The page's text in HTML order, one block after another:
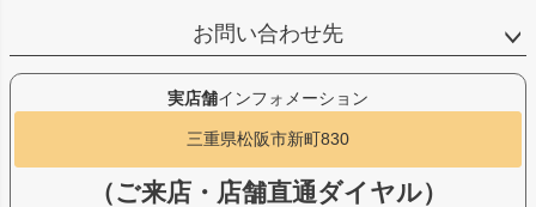
お問い合わせ先
実店舗インフォメーション
三重県松阪市新町830
（ご来店・店舗直通ダイヤル）